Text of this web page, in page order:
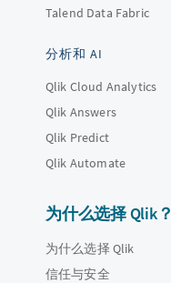
Talend Data Fabric
分析和 AI
Qlik Cloud Analytics
Qlik Answers
Qlik Predict
Qlik Automate
为什么选择 Qlik？
为什么选择 Qlik
信任与安全